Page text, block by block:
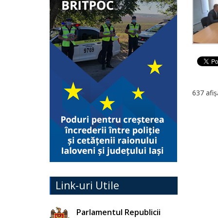
Link-uri Utile
Parlamentul Republicii
637